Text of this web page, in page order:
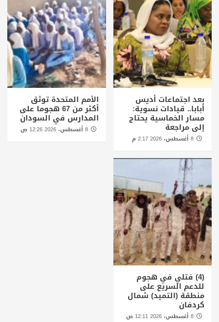
بعد اجتماعات أديس
أبابا.. قيادات نسوية:
مسار الخماسية يحتاج
إلى مراجعة
الأمم المتحدة توثق
أكثر من 67 هجوما على
المدارس في السودان
8 أغسطس، 2026 12:26 ص
(4) فتلي في هجوم
للدعم السريع على
منطقة (التميد) شمال
كردفان